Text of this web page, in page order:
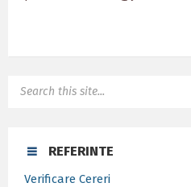
REFERINTE
Verificare Cereri